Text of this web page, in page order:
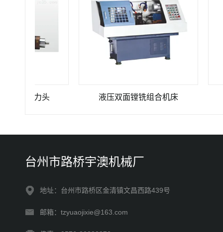
液压双面镗铣组合机床
台州市路桥宇澳机械厂
地址：台州市路桥区金清镇文昌西路439号
邮箱：tzyuaojixie@163.com